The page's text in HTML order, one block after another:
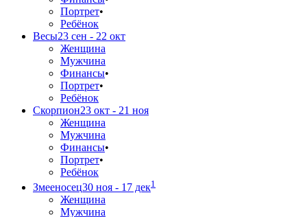
Портрет•
Ребёнок
Весы23 сен - 22 окт
Женщина
Мужчина
Финансы•
Портрет•
Ребёнок
Скорпион23 окт - 21 ноя
Женщина
Мужчина
Финансы•
Портрет•
Ребёнок
Змееносец30 ноя - 17 дек1
Женщина
Мужчина